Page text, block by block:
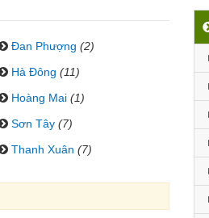
Đan Phượng (2)
Hà Đông (11)
Hoàng Mai (1)
Sơn Tây (7)
Thanh Xuân (7)